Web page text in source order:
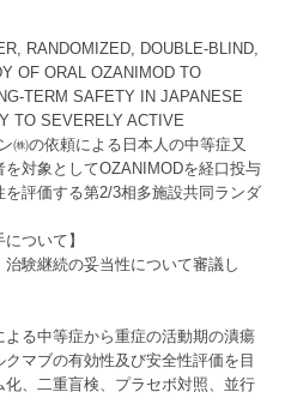
RANDOMIZED, DOUBLE-BLIND,
OF ORAL OZANIMOD TO
TERM SAFETY IN JAPANESE
TO SEVERELY ACTIVE
㈱の依頼による日本人の中等症又
対象としてOZANIMODを経口投与
評価する第2/3相多施設共同ランダ
ついて】
験継続の妥当性について審議し
る中等症から重症の活動期の潰瘍
マブの有効性及び安全性評価を目
、二重盲検、プラセボ対照、並行